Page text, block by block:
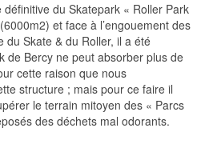
du Skatepark « Roller Park
et face à l’engouement des
du Skate & du Roller, il a été
de Bercy ne peut absorber plus de
cette raison que nous
structure ; mais pour ce faire il
le terrain mitoyen des « Parcs
des déchets mal odorants.